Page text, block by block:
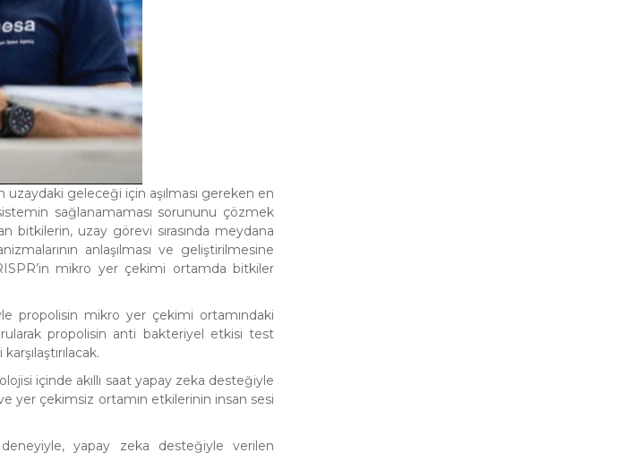
uzaydaki geleceği için aşılması gereken en
sağlanamaması sorununu çözmek
bitkilerin, uzay görevi sırasında meydana
anlaşılması ve geliştirilmesine
mikro yer çekimi ortamda bitkiler
propolisin mikro yer çekimi ortamındaki
propolisin anti bakteriyel etkisi test
içinde akıllı saat yapay zeka desteğiyle
yer çekimsiz ortamın etkilerinin insan sesi
deneyiyle, yapay zeka desteğiyle verilen